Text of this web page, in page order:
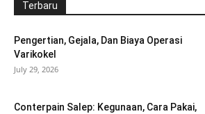
Terbaru
Pengertian, Gejala, Dan Biaya Operasi
Varikokel
July 29, 2026
Conterpain Salep: Kegunaan, Cara Pakai,